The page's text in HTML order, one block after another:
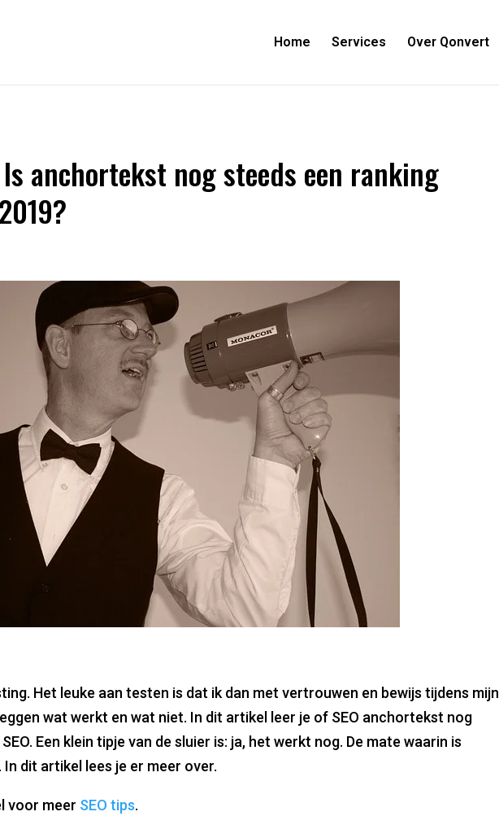
Home Services Over Qonvert
Is anchortekst nog steeds een ranking
Het leuke aan testen is dat ik dan met vertrouwen en bewijs tijdens mijn
wat werkt en wat niet. In dit artikel leer je of SEO anchortekst nog
Een klein tipje van de sluier is: ja, het werkt nog. De mate waarin is
dit artikel lees je er meer over.
voor meer SEO tips.